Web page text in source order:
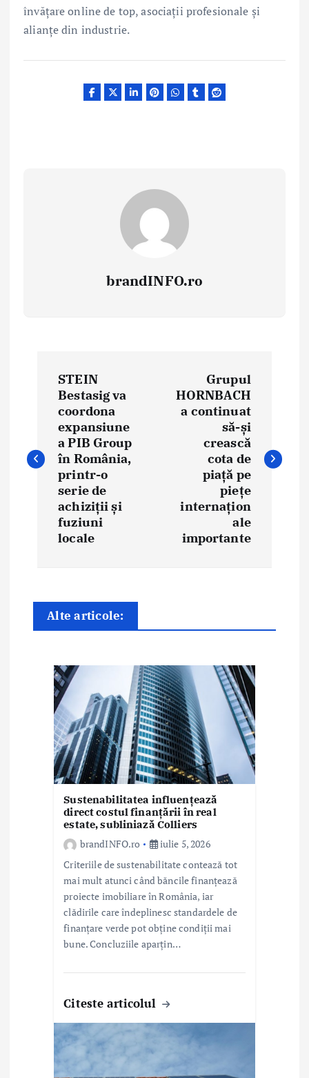
învățare online de top, asociații profesionale și
alianțe din industrie.
brandINFO.ro
i
g
a
STEIN
Bestasig va
coordona
expansiune
a PIB Group
în România,
printr-o
serie de
achiziții și
fuziuni
locale
Grupul
HORNBACH
a continuat
să-și
crească
cota de
piață pe
piețe
internațion
ale
importante
Alte articole:
Sustenabilitatea influențează
direct costul finanțării în real
estate, subliniază Colliers
brandINFO.ro
iulie 5, 2026
Criteriile de sustenabilitate contează tot
mai mult atunci când băncile finanțează
proiecte imobiliare în România, iar
clădirile care îndeplinesc standardele de
finanțare verde pot obține condiții mai
bune. Concluziile aparțin…
Citeste articolul